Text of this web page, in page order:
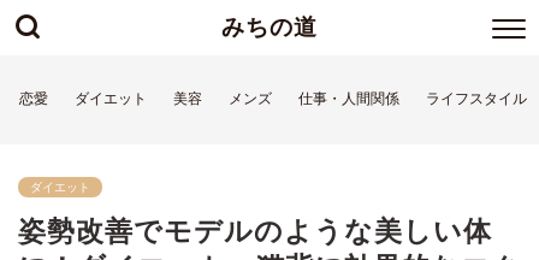
みちの道
恋愛 ダイエット 美容 メンズ 仕事・人間関係 ライフスタイル
ダイエット
姿勢改善でモデルのような美しい体